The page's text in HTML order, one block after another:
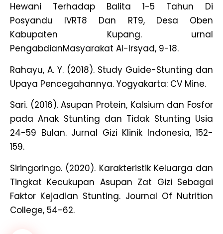
Hewani Terhadap Balita 1-5 Tahun Di
Posyandu IVRT8 Dan RT9, Desa Oben
Kabupaten Kupang. urnal
PengabdianMasyarakat Al-Irsyad, 9-18.
Rahayu, A. Y. (2018). Study Guide-Stunting dan
Upaya Pencegahannya. Yogyakarta: CV Mine.
Sari. (2016). Asupan Protein, Kalsium dan Fosfor
pada Anak Stunting dan Tidak Stunting Usia
24-59 Bulan. Jurnal Gizi Klinik Indonesia, 152-
159.
Siringoringo. (2020). Karakteristik Keluarga dan
Tingkat Kecukupan Asupan Zat Gizi Sebagai
Faktor Kejadian Stunting. Journal Of Nutrition
College, 54-62.